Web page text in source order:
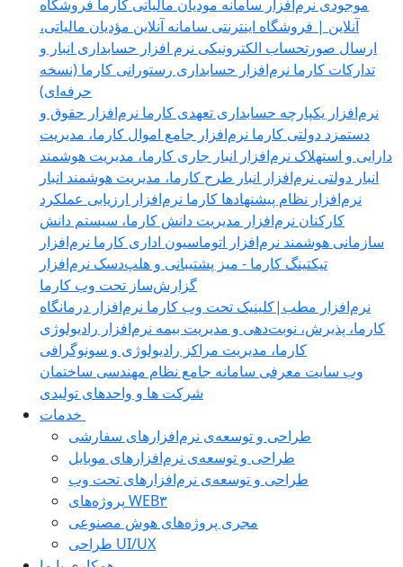
موجودی نرم‌افزار سامانه مودیان مالیاتی کارما فروشگاه
آنلاین | فروشگاه اینترنتی سامانه آنلاین مؤدیان مالیاتی،
ارسال صورتحساب الکترونیکی نرم افزار حسابداری انبار و
تدارکات کارما نرم‌افزار حسابداری رستورانی کارما (نسخه
حرفه‌ای)
نرم‌افزار یکپارچه حسابداری تعهدی کارما نرم‌افزار حقوق و
دستمزد دولتی کارما نرم‌افزار جامع اموال کارما، مدیریت
دارایی و استهلاک نرم‌افزار انبار جاری کارما، مدیریت هوشمند
انبار دولتی نرم‌افزار انبار طرح کارما، مدیریت هوشمند انبار
نرم‌افزار نظام پیشنهادها کارما نرم‌افزار ارزیابی عملکرد
کارکنان نرم‌افزار مدیریت دانش کارما، سیستم دانش
سازمانی هوشمند نرم‌افزار اتوماسیون اداری کارما نرم‌افزار
تیکتینگ کارما - میز پشتیبانی و هلپ‌دسک نرم‌افزار
گزارش‌ساز تحت وب کارما
نرم‌افزار مطب|کلینیک تحت وب کارما نرم‌افزار درمانگاه
کارما، پذیرش، نوبت‌دهی و مدیریت بیمه نرم‌افزار رادیولوژی
کارما، مدیریت مراکز رادیولوژی و سونوگرافی
وب سایت معرفی
شرکت ها و واحدهای تولیدی
طراحی و توسعه‌ی نرم‌افزارهای سفارشی
طراحی و توسعه‌ی نرم‌افزارهای موبایل
طراحی و توسعه‌ی نرم‌افزارهای تحت وب
پروژه‌های WEB۳
مجری پروژه‌های هوش مصنوعی
طراحی UI/UX